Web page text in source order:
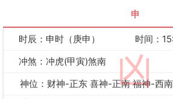
申
凶
时辰：申时（庚申）
时间：
冲煞：冲虎(甲寅)煞南
神位：财神-正东 喜神-正南 福神-西